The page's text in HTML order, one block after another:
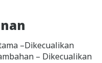
–Dikecualikan
– Dikecualikan